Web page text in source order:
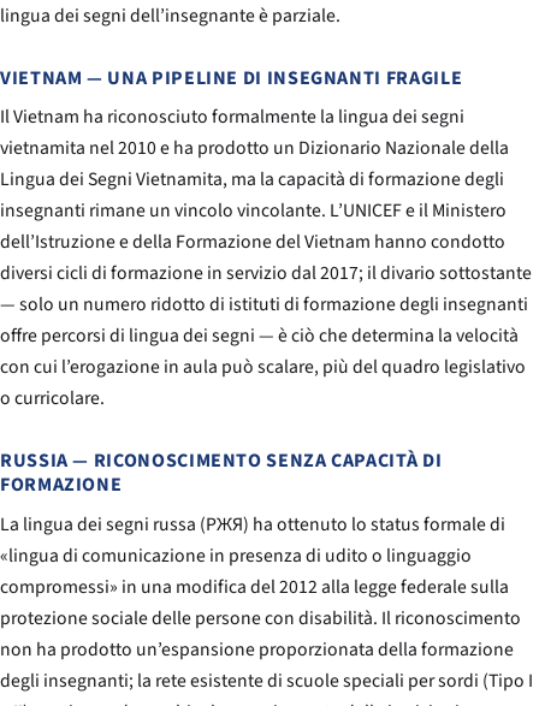
lingua dei segni dell’insegnante è parziale.
VIETNAM — UNA PIPELINE DI INSEGNANTI FRAGILE
Il Vietnam ha riconosciuto formalmente la lingua dei segni
vietnamita nel 2010 e ha prodotto un Dizionario Nazionale della
Lingua dei Segni Vietnamita, ma la capacità di formazione degli
insegnanti rimane un vincolo vincolante. L’UNICEF e il Ministero
dell’Istruzione e della Formazione del Vietnam hanno condotto
diversi cicli di formazione in servizio dal 2017; il divario sottostante
— solo un numero ridotto di istituti di formazione degli insegnanti
offre percorsi di lingua dei segni — è ciò che determina la velocità
con cui l’erogazione in aula può scalare, più del quadro legislativo
o curricolare.
RUSSIA — RICONOSCIMENTO SENZA CAPACITÀ DI
FORMAZIONE
La lingua dei segni russa (РЖЯ) ha ottenuto lo status formale di
«lingua di comunicazione in presenza di udito o linguaggio
compromessi» in una modifica del 2012 alla legge federale sulla
protezione sociale delle persone con disabilità. Il riconoscimento
non ha prodotto un’espansione proporzionata della formazione
degli insegnanti; la rete esistente di scuole speciali per sordi (Tipo I